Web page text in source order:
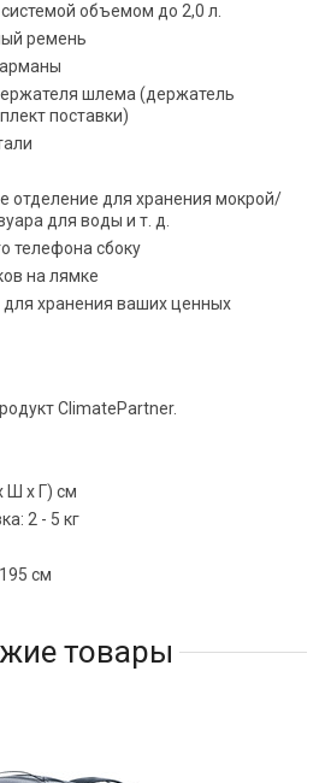
объемом до 2,0 л.
ремень
шлема (держатель
поставки)
отделение для хранения мокрой/
для воды и т. д.
телефона сбоку
на лямке
для хранения ваших ценных
ClimatePartner.
Ш х Г) см
2 - 5 кг
см
товары